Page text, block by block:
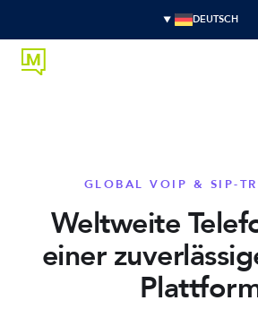
DEUTSCH
GLOBAL VOIP & SIP-
Weltweite
einer